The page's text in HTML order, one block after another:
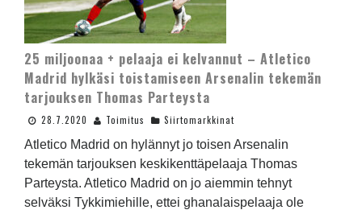
25 miljoonaa + pelaaja ei kelvannut – Atletico
Madrid hylkäsi toistamiseen Arsenalin tekemän
tarjouksen Thomas Parteysta
28.7.2020 Toimitus Siirtomarkkinat
Atletico Madrid on hylännyt jo toisen Arsenalin
tekemän tarjouksen keskikenttäpelaaja Thomas
Parteysta. Atletico Madrid on jo aiemmin tehnyt
selväksi Tykkimiehille, ettei ghanalaispelaaja ole